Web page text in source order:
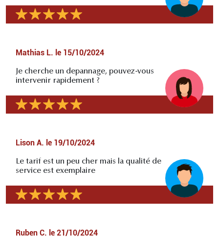
Mathias L. le 15/10/2024
Je cherche un depannage, pouvez-vous
intervenir rapidement ?
Lison A. le 19/10/2024
Le tarif est un peu cher mais la qualité de
service est exemplaire
Ruben C. le 21/10/2024